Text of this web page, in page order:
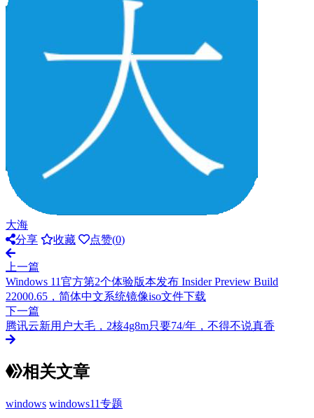
大海
分享
收藏 点赞(0)
上一篇
Windows 11官方第2个体验版本发布 Insider Preview Build
22000.65，简体中文系统镜像iso文件下载
下一篇
腾讯云新用户大毛，2核4g8m只要74/年，不得不说真香
相关文章
windows windows11专题